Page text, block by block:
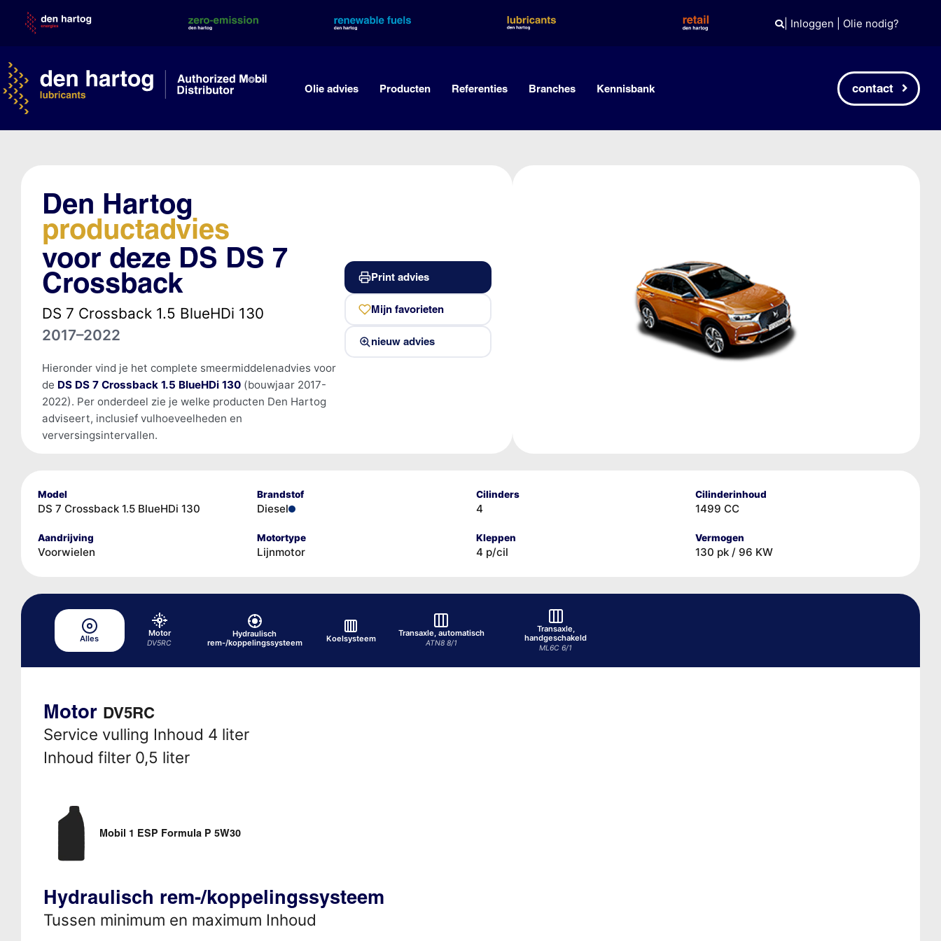
content
| Inloggen Olie nodig?
Olie advies Producten Referenties Branches Kennisbank contact
Den Hartog
productadvies
voor deze DS DS 7
Crossback
DS 7 Crossback 1.5 BlueHDi 130
2017–2022
Hieronder vind je het complete smeermiddelenadvies voor
de DS DS 7 Crossback 1.5 BlueHDi 130(bouwjaar 2017-
2022). Per onderdeel zie je welke producten Den Hartog
adviseert, inclusief vulhoeveelheden en
verversingsintervallen.
Print advies
Mijn favorieten
nieuw advies
Model
DS 7 Crossback 1.5 BlueHDi 130
Brandstof
Diesel
Cilinders
4
Cilinderinhoud
1499 CC
Aandrijving
Voorwielen
Motortype
Lijnmotor
Kleppen
4 p/cil
Vermogen
130 pk / 96 KW
Alles
Motor
DV5RC
Hydraulisch
rem-/koppelingssysteem
Koelsysteem
Transaxle, automatisch
ATN8 8/1
Transaxle,
handgeschakeld
ML6C 6/1
Motor DV5RC
Service vulling Inhoud 4 liter
Inhoud filter 0,5 liter
Mobil 1 ESP Formula P 5W30
Hydraulisch rem-/koppelingssysteem
Tussen minimum en maximum Inhoud